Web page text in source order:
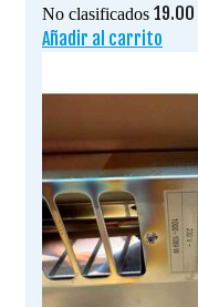
No clasificados 19.00
Añadir al carrito